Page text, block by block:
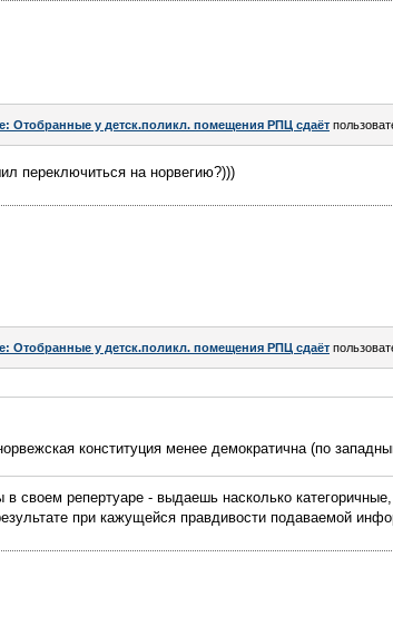
Отобранные у детск.поликл. помещения РПЦ сдаёт
переключиться на норвегию?)))
Отобранные у детск.поликл. помещения РПЦ сдаёт
конституция менее демократична (по
в своем репертуаре - выдаешь насколько
при кажущейся правдивости подаваемой